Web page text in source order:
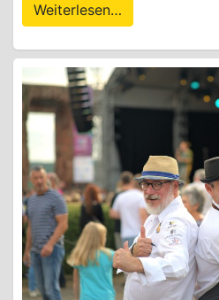
Weiterlesen…